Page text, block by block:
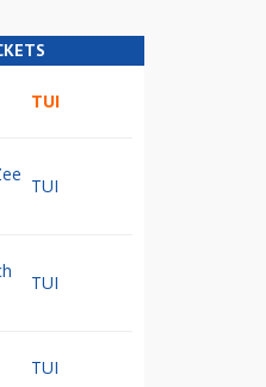
TUI
TUI
TUI
TUI